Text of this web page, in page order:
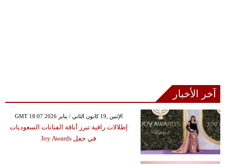
آخر الأخبار
GMT 18:07 2026 الإثنين ,19 كانون الثاني / يناير
إطلالات راقية تبرز أناقة الفنانات السعوديات
في حفل Joy Awards